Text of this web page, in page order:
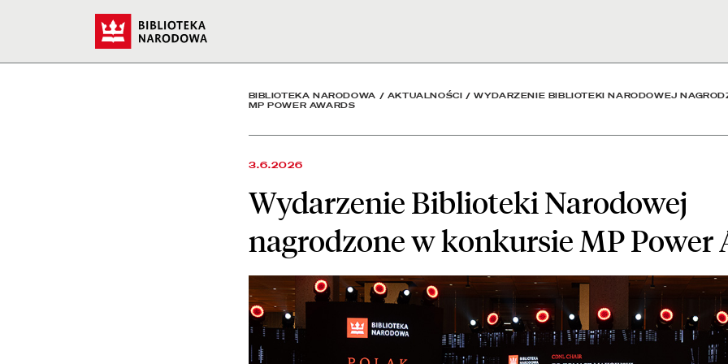
Wydarzenie Biblioteki Narodowej nagrodzone w
BIBLIOTEKA NARODOWA / AKTUALNOŚCI /WYDARZENIE BIBLIOTEKI NARODOWEJ
MP POWER AWARDS
3.6.2026
Wydarzenie Biblioteki Narodowej
nagrodzone w konkursie MP Power